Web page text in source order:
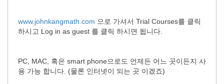
www.johnkangmath.com 으로 가셔서 Trial Courses를 클릭
하시고 Log in as guest 를 클릭 하시면 됩니다.
PC, MAC, 혹은 smart phone으로도 언제든 어느 곳이든지 사
용 가능 합니다. (물론 인터넷이 되는 곳 이겠죠)